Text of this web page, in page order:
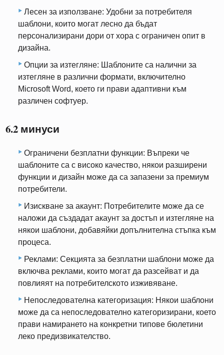
Лесен за използване: Удобни за потребителя
шаблони, които могат лесно да бъдат
персонализирани дори от хора с ограничен опит в
дизайна.
Опции за изтегляне: Шаблоните са налични за
изтегляне в различни формати, включително
Microsoft Word, което ги прави адаптивни към
различен софтуер.
6.2 минуси
Ограничени безплатни функции: Въпреки че
шаблоните са с високо качество, някои разширени
функции и дизайн може да са запазени за премиум
потребители.
Изискване за акаунт: Потребителите може да се
наложи да създадат акаунт за достъп и изтегляне на
някои шаблони, добавяйки допълнителна стъпка към
процеса.
Реклами: Секцията за безплатни шаблони може да
включва реклами, които могат да разсейват и да
повлияят на потребителското изживяване.
Непоследователна категоризация: Някои шаблони
може да са непоследователно категоризирани, което
прави намирането на конкретни типове бюлетини
леко предизвикателство.